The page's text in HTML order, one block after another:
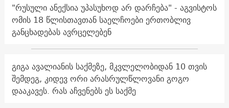
"რუსული ანექსია უპასუხოდ არ დარჩება" - აგვისტოს
ომის 18 წლისთავთან საელჩოები ერთობლივ
განცხადებას ავრცელებენ
გიგა ავალიანის საქმეზე, მკვლელობიდან 10 თვის
შემდეგ, კიდევ ორი არასრულწლოვანი გოგო
დააკავეს. რას აჩვენებს ეს საქმე